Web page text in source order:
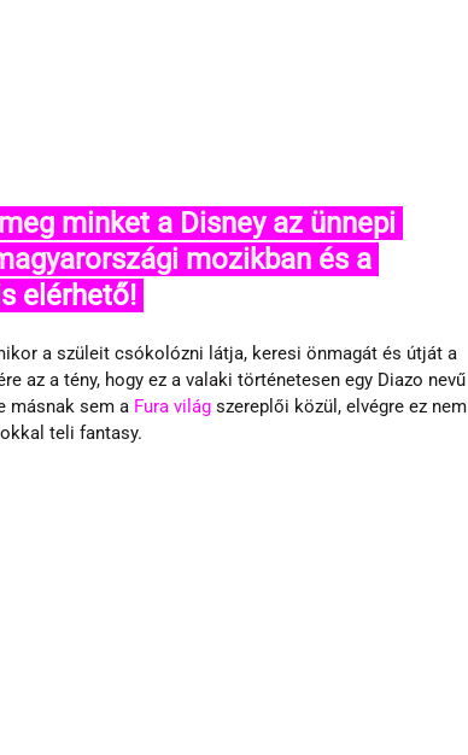
mozikban és a
elérhető!
a szüleit csókolózni látja, keresi önmagát és útját a
az a tény, hogy ez a valaki történetesen egy Diazo nevű
másnak sem a Fura világ szereplői közül, elvégre ez nem
teli fantasy.